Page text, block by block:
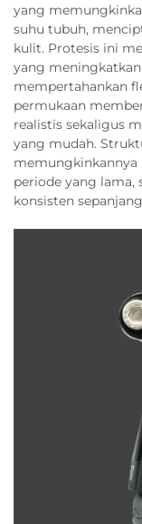
yang
suhu tubuh,
kulit. Protesis ini
yang
mempertahankan
permukaan
realistis sekaligus
yang mudah.
memungkinkannya
periode yang lama,
konsisten